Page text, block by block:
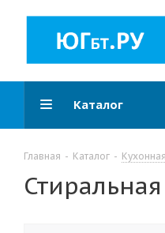
Каталог
Главная - Каталог -